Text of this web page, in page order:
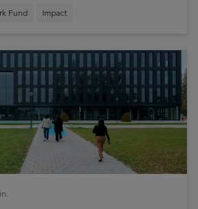
Fund Impact